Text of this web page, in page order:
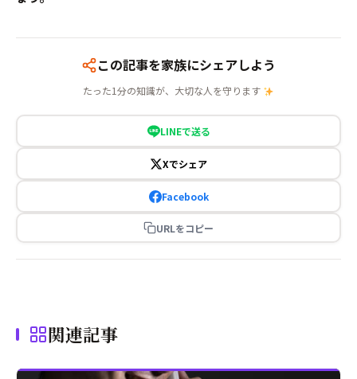
この記事を家族にシェアしよう
たった1分の知識が、大切な人を守ります
LINEで送る
Xでシェア
Facebook
URLをコピー
関連記事